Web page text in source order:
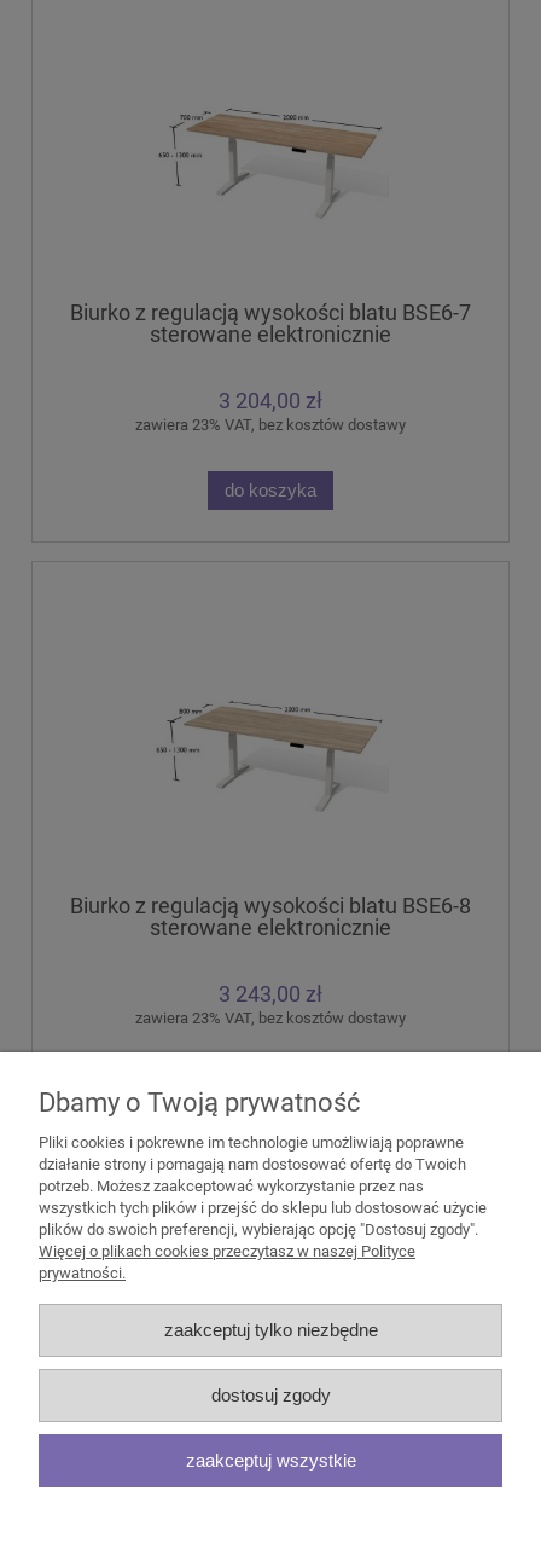
Biurko z regulacją wysokości blatu BSE6-7
sterowane elektronicznie
3 204,00 zł
zawiera 23% VAT, bez kosztów dostawy
do koszyka
Biurko z regulacją wysokości blatu BSE6-8
sterowane elektronicznie
3 243,00 zł
zawiera 23% VAT, bez kosztów dostawy
Pomoc
Moje konto
Płatności i dostawa
Informacje
Dbamy o Twoją prywatność
Pliki cookies i pokrewne im technologie umożliwiają poprawne
działanie strony i pomagają nam dostosować ofertę do Twoich
potrzeb. Możesz zaakceptować wykorzystanie przez nas
wszystkich tych plików i przejść do sklepu lub dostosować użycie
plików do swoich preferencji, wybierając opcję "Dostosuj zgody".
Więcej o plikach cookies przeczytasz w naszej Polityce
prywatności.
zaakceptuj tylko niezbędne
dostosuj zgody
zaakceptuj wszystkie